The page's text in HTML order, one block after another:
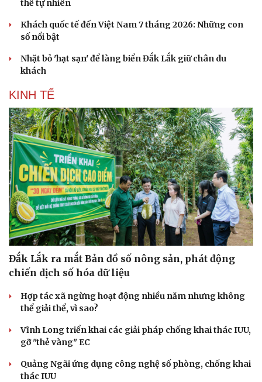
thế tự nhiên
Khách quốc tế đến Việt Nam 7 tháng 2026: Những con
số nổi bật
Nhặt bỏ 'hạt sạn' để làng biển Đắk Lắk giữ chân du
khách
KINH TẾ
Đắk Lắk ra mắt Bản đồ số nông sản, phát động
chiến dịch số hóa dữ liệu
Hợp tác xã ngừng hoạt động nhiều năm nhưng không
thể giải thể, vì sao?
Vĩnh Long triển khai các giải pháp chống khai thác IUU,
gỡ "thẻ vàng" EC
Quảng Ngãi ứng dụng công nghệ số phòng, chống khai
thác IUU